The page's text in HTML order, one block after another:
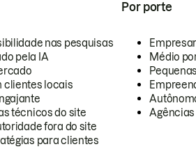
nas pesquisas
pela IA
clientes locais
técnicos do site
fora do site
para clientes
Por porte
Médio
Agências